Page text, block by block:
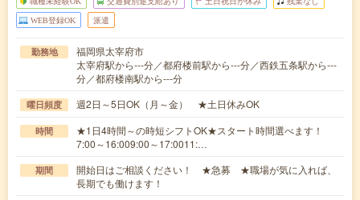
WEB登録OK 派遣
勤務地
福岡県太宰府市
太宰府駅から---分／都府楼前駅から---分／西鉄五条駅から---
分／都府楼南駅から---分
曜日頻度 週2日～5日OK（月～金） ★土日休みOK
時間
★1日4時間～の時短シフトOK★スタート時間選べます！
7:00～16:009:00～17:0011:…
期間
開始日はご相談ください！ ★急募 ★職場が気に入れば、
長期でも働けます！